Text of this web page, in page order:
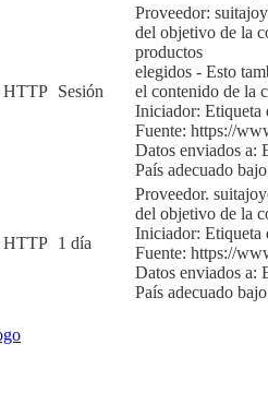
HTTP Sesión
Proveedor:
del objetivo de la
productos
elegidos - Esto
el contenido de la
Iniciador: Etiqueta
Fuente: https://
Datos enviados a:
País adecuado
HTTP 1 día
Proveedor.
del objetivo de la
Iniciador: Etiqueta
Fuente: https://
Datos enviados a:
País adecuado